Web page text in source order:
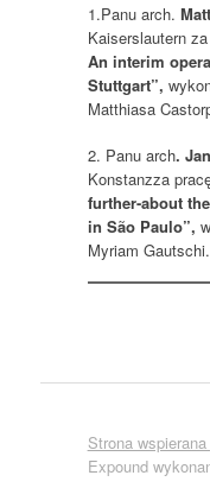
1.Panu arch.
Kaiserslautern
An interim
Stuttgart”,
Matthiasa
2. Panu arch.
Konstanzza
further-about
in São Paulo”,
Myriam Gautschi.
Strona
Expound